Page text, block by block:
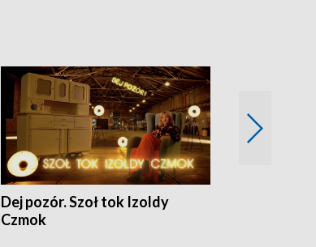
Dej pozór. Szoł tok Izoldy
Czmok